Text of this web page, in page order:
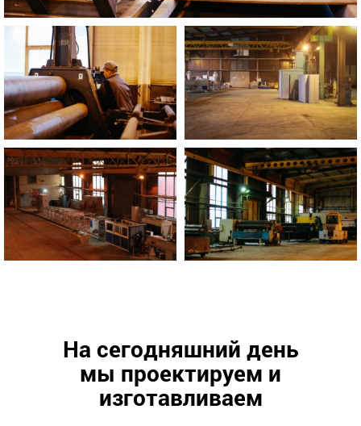
На сегодняшний день
мы проектируем и
изготавливаем